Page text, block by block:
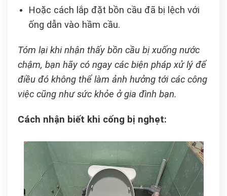
Hoặc cách lắp đặt bồn cầu đã bị lệch với
ống dẫn vào hầm cầu.
Tóm lại khi nhận thấy bồn cầu bị xuống nước
chậm, bạn hãy có ngay các biện pháp xử lý để
điều đó không thể làm ảnh hưởng tới các công
việc cũng như sức khỏe ở gia đình bạn.
Cách nhận biết khi cống bị nghẹt: